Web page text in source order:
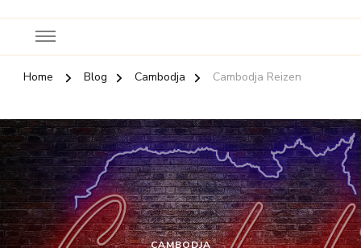
Home Blog Cambodja Cambodja Reizen
CAMBODJA